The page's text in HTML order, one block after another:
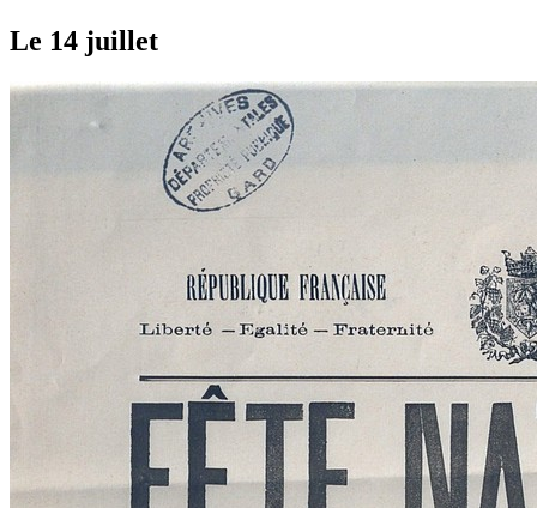
Le 14 juillet